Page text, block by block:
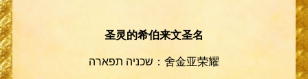
圣灵的希伯来文圣名
שכניה תפארה：舍金亚荣耀